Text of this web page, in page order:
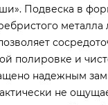
Подвеска в
полировке и
надежным
не